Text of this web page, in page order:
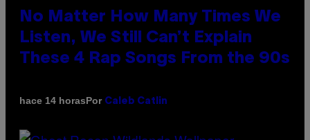
No Matter How Many Times We
Listen, We Still Can’t Explain
These 4 Rap Songs From the 90s
hace 14 horasPor Caleb Catlin